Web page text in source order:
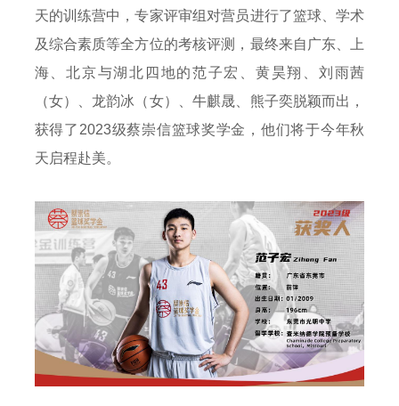
天的训练营中，专家评审组对营员进行了篮球、学术
及综合素质等全方位的考核评测，最终来自广东、上
海、北京与湖北四地的范子宏、黄昊翔、刘雨茜
（女）、龙韵冰（女）、牛麒晟、熊子奕脱颖而出，
获得了2023级蔡崇信篮球奖学金，他们将于今年秋
天启程赴美。